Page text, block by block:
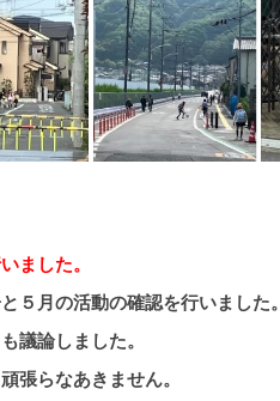
ました。
５月の活動の確認を行いました
議論しました。
張らなあきません。